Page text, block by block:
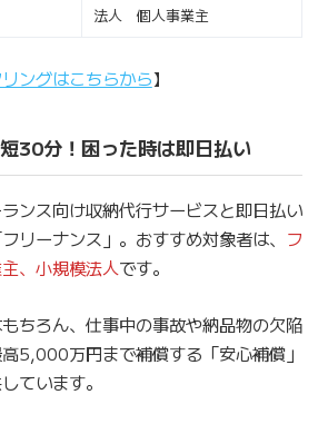
法人 個人事業主
ングはこちらから】
30分！困った時は即日払い
ンス向け収納代行サービスと即日払い
リーナンス」。おすすめ対象者は、 フ
、小規模法人です。
ちろん、仕事中の事故や納品物の欠陥
5,000万円まで補償する「安心補償」
ています。